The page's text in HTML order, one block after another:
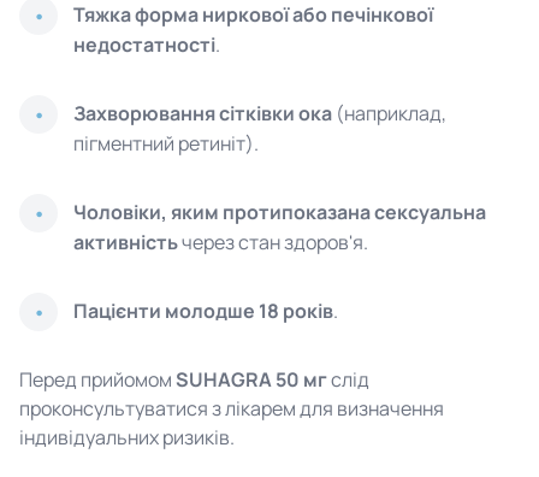
Тяжка форма ниркової або печінкової
недостатності.
Захворювання сітківки ока (наприклад,
пігментний ретиніт).
Чоловіки, яким протипоказана сексуальна
активністьчерез стан здоров'я.
Пацієнти молодше 18 років.
Перед прийомом SUHAGRA 50 мгслід
проконсультуватися з лікарем для визначення
індивідуальних ризиків.